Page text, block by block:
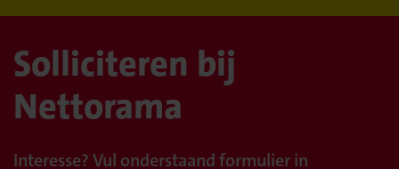
Solliciteren bij
Nettorama
Interesse? Vul onderstaand formulier in